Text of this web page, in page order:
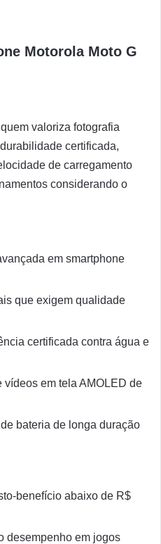
Motorola Moto G
valoriza fotografia
certificada,
de carregamento
considerando o
em smartphone
que exigem qualidade
certificada contra água e
vídeos em tela AMOLED de
bateria de longa duração
benefício abaixo de R$
desempenho em jogos